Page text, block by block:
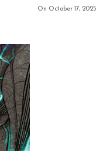
On October 17, 2025